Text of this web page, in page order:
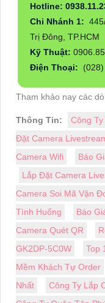
Hotline:
Chi Nhánh 1:
Trị Đông, TP.HCM
Kỹ Thuật:
Điện Thoại:
Tham khảo nay các
Thông Tin: Công
Đặt Camera
Camera Wifi
Báo
Lắp Đặt Camera
Camera Soi Mã Vận
Tình Huống
Báo
Camera Quét QR
GK2DP-5C0W
Top
Mềm Khách Tự Order
Nhất
Công Ty Lắp